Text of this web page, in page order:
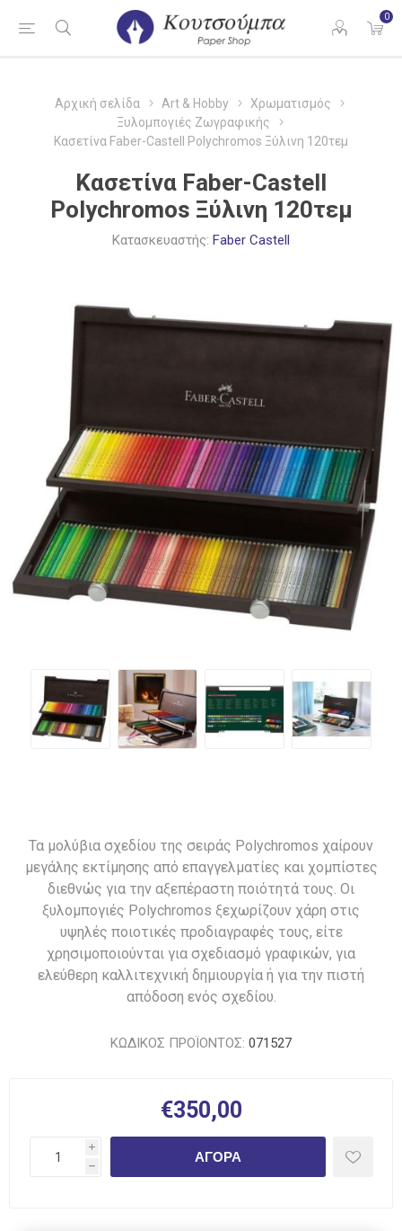
0
Αρχική σελίδα Art & Hobby
Χρωματισμός
Ξυλομπογιές Ζωγραφικής
Κασετίνα Faber-Castell Polychromos Ξύλινη 120τεμ
Κασετίνα Faber-Castell
Polychromos Ξύλινη 120τεμ
Κατασκευαστής: Faber Castell
Τα μολύβια σχεδίου της σειράς Polychromos χαίρουν
μεγάλης εκτίμησης από επαγγελματίες και χομπίστες
διεθνώς για την αξεπέραστη ποιότητά τους. Οι
ξυλομπογιές Polychromos ξεχωρίζουν χάρη στις
υψηλές ποιοτικές προδιαγραφές τους, είτε
χρησιμοποιούνται για σχεδιασμό γραφικών, για
ελεύθερη καλλιτεχνική δημιουργία ή για την πιστή
απόδοση ενός σχεδίου.
ΚΩΔΙΚΟΣ ΠΡΟΪΟΝΤΟΣ: 071527
€350,00
i
h
ΑΓΟΡΆ